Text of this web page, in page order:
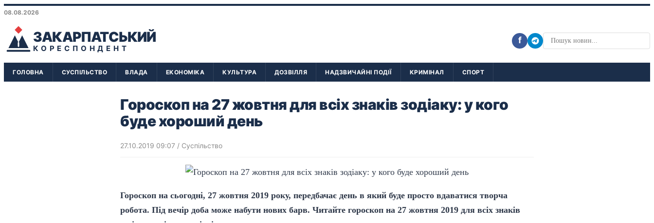
08.08.2026
ЗАКАРПАТСЬКИЙ
КОРЕСПОНДЕНТ
f
ГОЛОВНА СУСПІЛЬСТВО ВЛАДА ЕКОНОМІКА КУЛЬТУРА ДОЗВІЛЛЯ НАДЗВИЧАЙНІ ПОДІЇ КРИМІНАЛ СПОРТ
Гороскоп на 27 жовтня для всіх знаків зодіаку: у кого
буде хороший день
27.10.2019 09:07 / Суспільство
Гороскоп на сьогодні, 27 жовтня 2019 року, передбачає день в який буде просто вдаватися творча
робота. Під вечір доба може набути нових барв. Читайте гороскоп на 27 жовтня 2019 для всіх знаків